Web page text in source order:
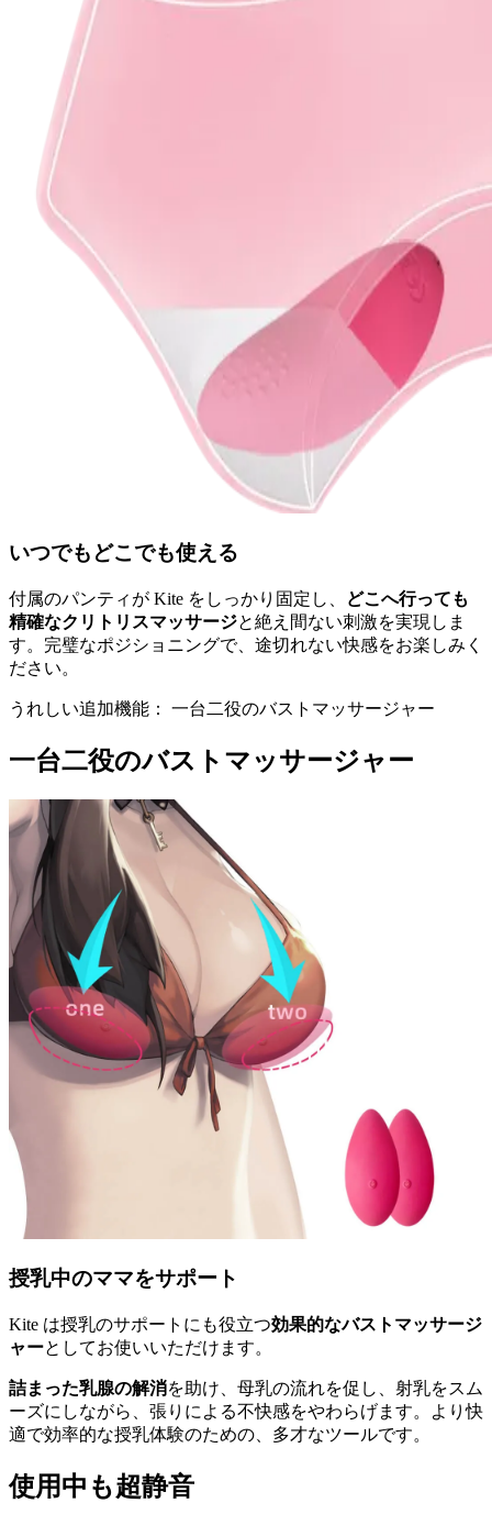
いつでもどこでも使える
付属のパンティが Kite をしっかり固定し、
どこへ行っても
精確なクリトリスマッサージと絶え間ない刺激を実現しま
す。完璧なポジショニングで、途切れない快感をお楽しみく
ださい。
うれしい追加機能： 一台二役のバストマッサージャー
一台二役のバストマッサージャー
授乳中のママをサポート
Kite は授乳のサポートにも役立つ効果的なバストマッサージ
ャーとしてお使いいただけます。
詰まった乳腺の解消を助け、母乳の流れを促し、射乳をスム
ーズにしながら、張りによる不快感をやわらげます。より快
適で効率的な授乳体験のための、多才なツールです。
使用中も超静音